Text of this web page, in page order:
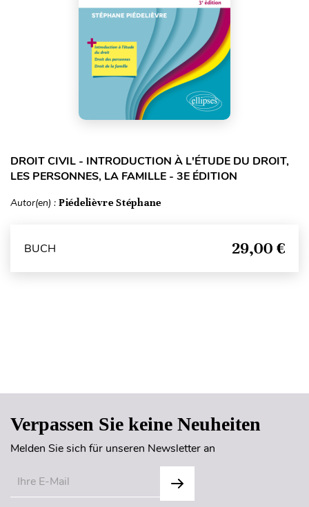
DROIT CIVIL - INTRODUCTION À L'ÉTUDE DU DROIT,
LES PERSONNES, LA FAMILLE - 3E ÉDITION
Autor(en) : Piédelièvre Stéphane
BUCH 29,00 €
Verpassen Sie keine Neuheiten
Melden Sie sich für unseren Newsletter an